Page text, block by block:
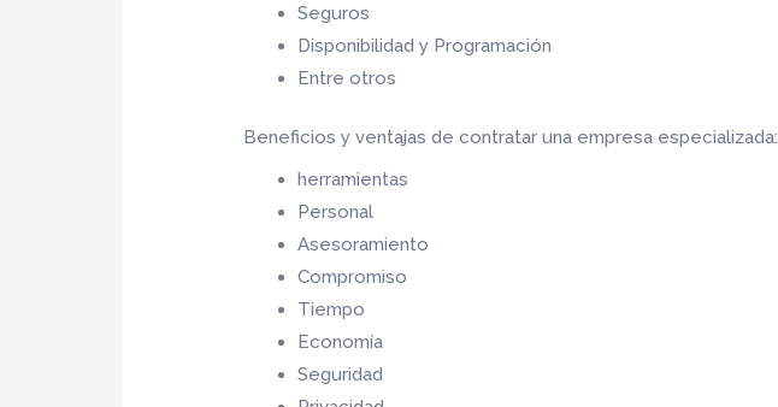
Seguros
Disponibilidad y Programación
Entre otros
Beneficios y ventajas de contratar una empresa especializada:
herramientas
Personal
Asesoramiento
Compromiso
Tiempo
Economía
Seguridad